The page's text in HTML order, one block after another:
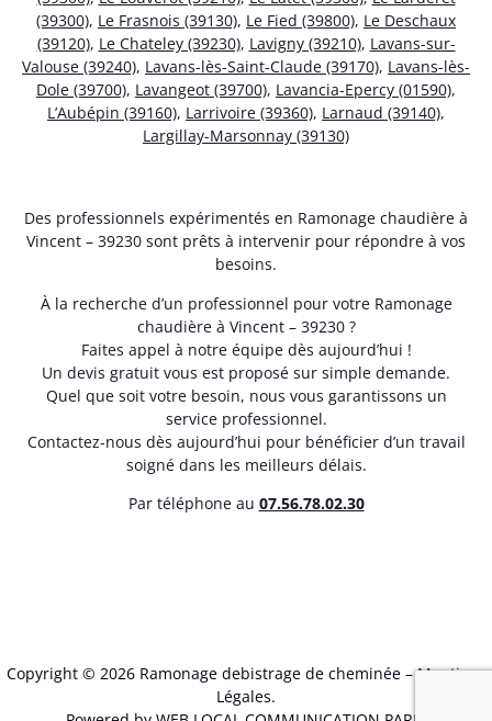
(39300), Le Frasnois (39130), Le Fied (39800), Le Deschaux
(39120), Le Chateley (39230), Lavigny (39210), Lavans-sur-
Valouse (39240), Lavans-lès-Saint-Claude (39170), Lavans-lès-
Dole (39700), Lavangeot (39700), Lavancia-Epercy (01590),
L’Aubépin (39160), Larrivoire (39360), Larnaud (39140),
Largillay-Marsonnay (39130)
Des professionnels expérimentés en Ramonage chaudière à
Vincent – 39230 sont prêts à intervenir pour répondre à vos
besoins.
À la recherche d’un professionnel pour votre Ramonage
chaudière à Vincent – 39230 ?
Faites appel à notre équipe dès aujourd’hui !
Un devis gratuit vous est proposé sur simple demande.
Quel que soit votre besoin, nous vous garantissons un
service professionnel.
Contactez-nous dès aujourd’hui pour bénéficier d’un travail
soigné dans les meilleurs délais.
Par téléphone au 07.56.78.02.30
Copyright © 2026 Ramonage debistrage de cheminée –Mentions
Légales.